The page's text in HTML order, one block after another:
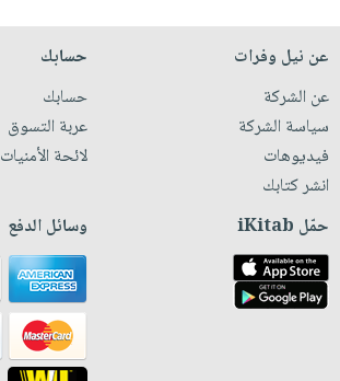
عن نيل وفرات
عن الشركة
سياسة الشركة
فيديوهات
انشر كتابك
حسابك
حسابك
عربة التسوق
لائحة الأمنيات
حمّل iKitab وسائل الدفع